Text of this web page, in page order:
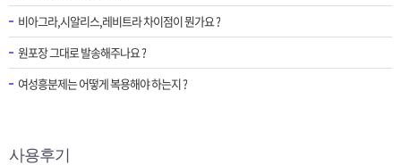
비아그라,시알리스,레비트라 차이점이 뭔가요 ?
원포장 그대로 발송해주나요 ?
여성흥분제는 어떻게 복용해야 하는지 ?
사용후기